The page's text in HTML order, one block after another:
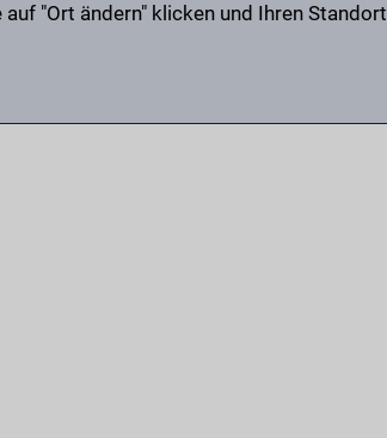
"Ort ändern" klicken und Ihren Standort